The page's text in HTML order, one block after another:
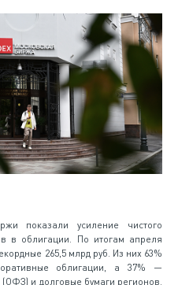
показали усиление чистого
в облигации. По итогам апреля
265,5 млрд руб. Из них 63%
облигации, а 37% —
и долговые бумаги регионов.